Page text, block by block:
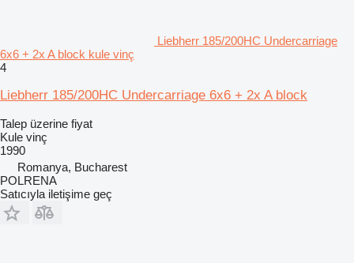
Liebherr 185/200HC Undercarriage
6x6 + 2x A block kule vinç
4
Liebherr 185/200HC Undercarriage 6x6 + 2x A block
Talep üzerine fiyat
Kule vinç
1990
Romanya, Bucharest
POLRENA
Satıcıyla iletişime geç